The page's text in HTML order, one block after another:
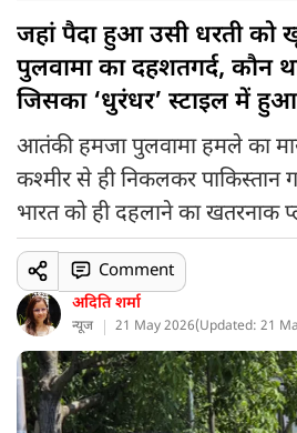
जहां पैदा हुआ उसी धरती को
पुलवामा का दहशतगर्द, कौन
जिसका ‘धुरंधर’ स्टाइल में हुआ
आतंकी हमजा पुलवामा हमले का
कश्मीर से ही निकलकर पाकिस्तान
भारत को ही दहलाने का खतरनाक
अदिति शर्मा
न्यूज 21 May 2026(Updated: 21
Comment